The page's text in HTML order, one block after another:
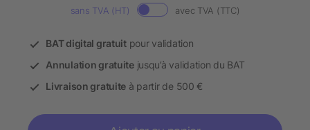
sans TVA (HT) avec TVA (TTC)
BAT digital gratuitpour validation
Annulation gratuitejusqu’à validation du BAT
Livraison gratuite à partir de 500 €